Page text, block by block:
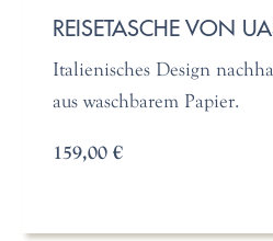
REISETASCHE VON
Italienisches Design
aus waschbarem Papier.
159,00 €